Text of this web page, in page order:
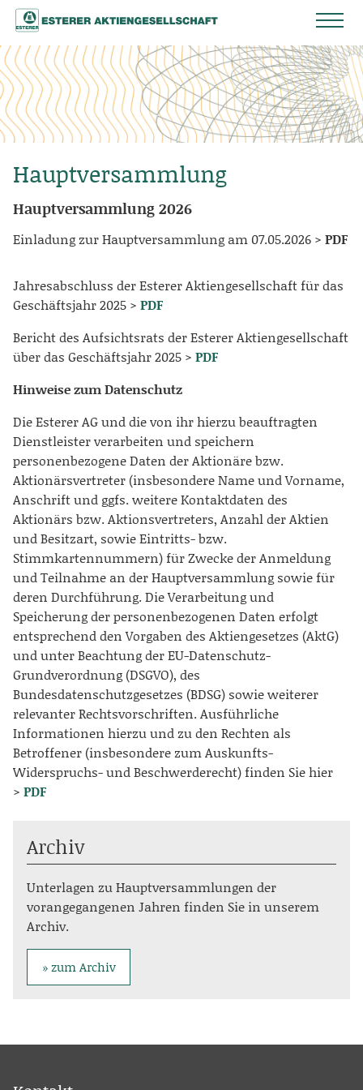
Hauptversammlung
Hauptversammlung 2026
Einladung zur Hauptversammlung am 07.05.2026 > PDF
Jahresabschluss der Esterer Aktiengesellschaft für das
Geschäftsjahr 2025 > PDF
Bericht des Aufsichtsrats der Esterer Aktiengesellschaft
über das Geschäftsjahr 2025 > PDF
Hinweise zum Datenschutz
Die Esterer AG und die von ihr hierzu beauftragten
Dienstleister verarbeiten und speichern
personenbezogene Daten der Aktionäre bzw.
Aktionärsvertreter (insbesondere Name und Vorname,
Anschrift und ggfs. weitere Kontaktdaten des
Aktionärs bzw. Aktionsvertreters, Anzahl der Aktien
und Besitzart, sowie Eintritts- bzw.
Stimmkartennummern) für Zwecke der Anmeldung
und Teilnahme an der Hauptversammlung sowie für
deren Durchführung. Die Verarbeitung und
Speicherung der personenbezogenen Daten erfolgt
entsprechend den Vorgaben des Aktiengesetzes (AktG)
und unter Beachtung der EU-Datenschutz-
Grundverordnung (DSGVO), des
Bundesdatenschutzgesetzes (BDSG) sowie weiterer
relevanter Rechtsvorschriften. Ausführliche
Informationen hierzu und zu den Rechten als
Betroffener (insbesondere zum Auskunfts-
Widerspruchs- und Beschwerderecht) finden Sie hier
> PDF
Archiv
Unterlagen zu Hauptversammlungen der
vorangegangenen Jahren finden Sie in unserem
Archiv.
zum Archiv